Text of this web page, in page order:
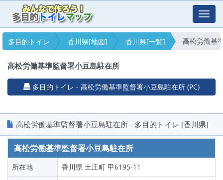
多目的トイレ
香川県[地図] 香川県[一覧] 高松労働基
高松労働基準監督署小豆島駐在所
多目的トイレ - 高松労働基準監督署小豆島駐在所 (PC)
高松労働基準監督署小豆島駐在所 - 多目的トイレ [香川県]
高松労働基準監督署小豆島駐在所
所在地
香川県 土庄町 甲6195-11